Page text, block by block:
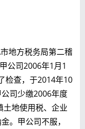
地方税务局第二稽
公司2006年1月1
检查，于2014年10
司少缴2006年度
地使用税、企业
。甲公司不服，